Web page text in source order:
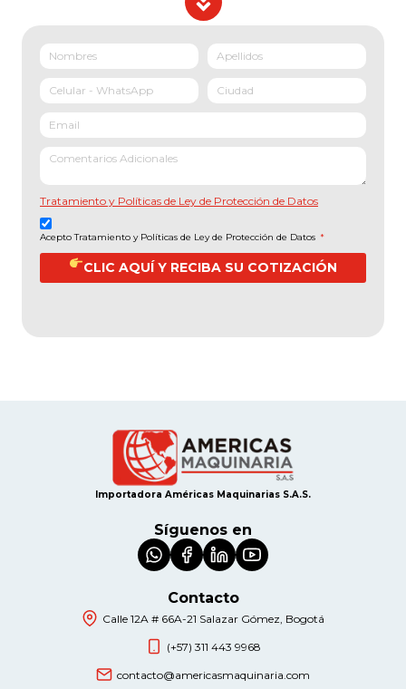
Tratamiento y Políticas de Ley de Protección de Datos
Acepto Tratamiento y Políticas de Ley de Protección de Datos *
CLIC AQUÍ Y RECIBA SU COTIZACIÓN
Importadora Américas Maquinarias S.A.S.
Síguenos en
Contacto
Calle 12A # 66A-21 Salazar Gómez, Bogotá
(+57) 311 443 9968
contacto@americasmaquinaria.com